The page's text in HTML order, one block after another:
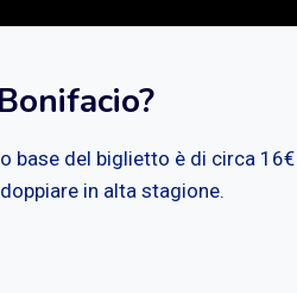
base del biglietto è di circa 16€
in alta stagione.